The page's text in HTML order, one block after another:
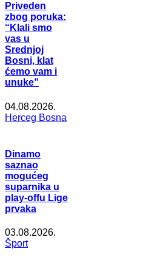
Priveden
zbog poruka:
“Klali smo
vas u
Srednjoj
Bosni, klat
ćemo vam i
unuke”
04.08.2026.
Herceg Bosna
Dinamo
saznao
mogućeg
suparnika u
play-offu Lige
prvaka
03.08.2026.
Šport